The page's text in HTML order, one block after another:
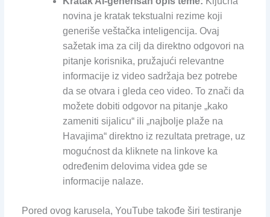
novina je kratak tekstualni rezime koji
generiše veštačka inteligencija. Ovaj
sažetak ima za cilj da direktno odgovori na
pitanje korisnika, pružajući relevantne
informacije iz video sadržaja bez potrebe
da se otvara i gleda ceo video. To znači da
možete dobiti odgovor na pitanje „kako
zameniti sijalicu“ ili „najbolje plaže na
Havajima“ direktno iz rezultata pretrage, uz
mogućnost da kliknete na linkove ka
određenim delovima videa gde se
informacije nalaze.
Pored ovog karusela, YouTube takođe širi testiranje